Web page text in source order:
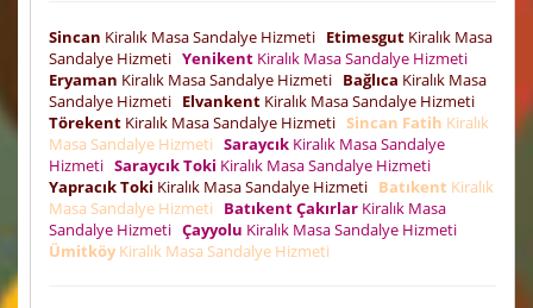
Sincan Kiralık Masa Sandalye Hizmeti Etimesgut Kiralık Masa
Sandalye Hizmeti Yenikent Kiralık Masa Sandalye Hizmeti
Eryaman Kiralık Masa Sandalye Hizmeti Bağlıca Kiralık Masa
Sandalye Hizmeti Elvankent Kiralık Masa Sandalye Hizmeti
Törekent Kiralık Masa Sandalye Hizmeti Sincan Fatih Kiralık
Masa Sandalye Hizmeti Saraycık Kiralık Masa Sandalye
Hizmeti Saraycık Toki Kiralık Masa Sandalye Hizmeti
Yapracık Toki Kiralık Masa Sandalye Hizmeti Batıkent Kiralık
Masa Sandalye Hizmeti
Batıkent Çakırlar Kiralık Masa
Sandalye Hizmeti Çayyolu Kiralık Masa Sandalye Hizmeti
Ümitköy Kiralık Masa Sandalye Hizmeti